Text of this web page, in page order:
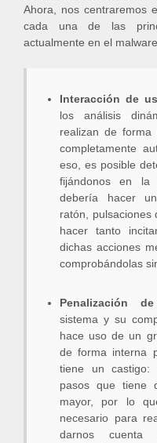
Ahora, nos centraremos
cada una de las
actualmente en el
Interacción de
los análisis
realizan de
completamente
eso, es posible
fijándonos en la
debería hacer
ratón,
hacer tanto
dichas acciones
comprobándolas
Penalización
sistema y su
hace uso de un
de forma interna
tiene un
pasos que tiene
mayor, por lo
necesario para
darnos